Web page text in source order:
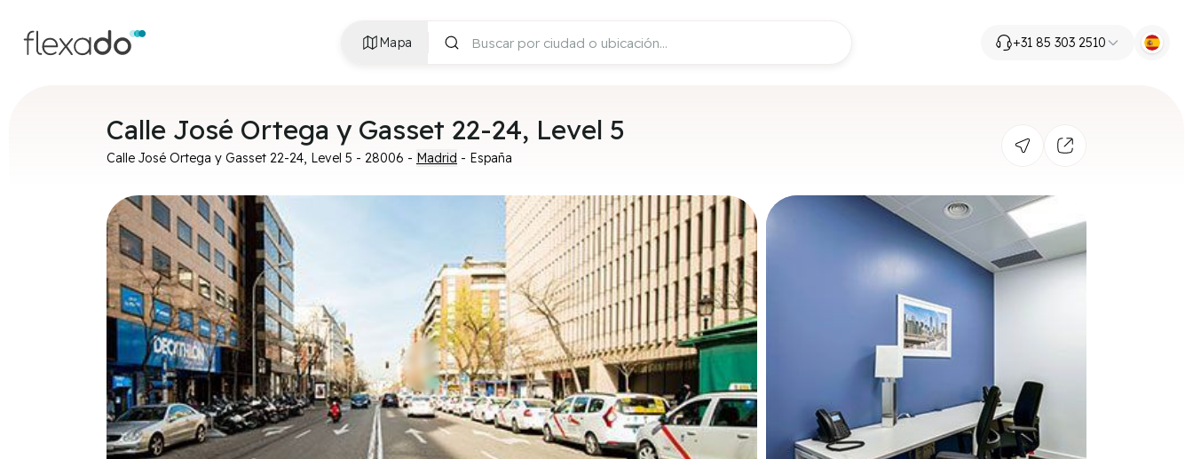
Mapa +31 85 303 2510
Calle José Ortega y Gasset 22-24, Level 5
Calle José Ortega y Gasset 22-24, Level 5 - 28006 - Madrid - España